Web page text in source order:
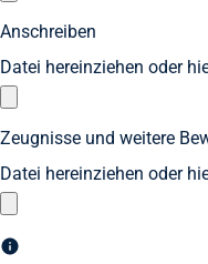
Anschreiben
Datei hereinziehen oder
Zeugnisse und weitere
Datei hereinziehen oder